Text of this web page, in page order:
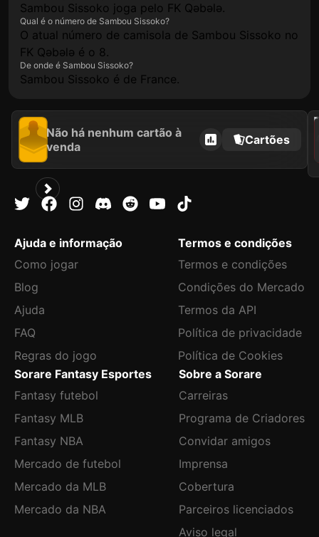
Sambou Sissoko joga pelo FK Qəbələ.
Qual é o número de Sambou Sissoko?
O atual número de camisola de Sambou Sissoko no
FK Qəbələ é o 8.
De onde é Sambou Sissoko?
Sambou Sissoko é de France.
Não há nenhum cartão à
venda
Cartões
2021
Ajuda e informação
Como jogar
Blog
Ajuda
FAQ
Regras do jogo
Termos e condições
Termos e condições
Condições do Mercado
Termos da API
Política de privacidade
Política de Cookies
Sorare Fantasy Esportes
Fantasy futebol
Fantasy MLB
Fantasy NBA
Mercado de futebol
Mercado da MLB
Mercado da NBA
Sobre a Sorare
Carreiras
Programa de Criadores
Convidar amigos
Imprensa
Cobertura
Parceiros licenciados
Aviso legal